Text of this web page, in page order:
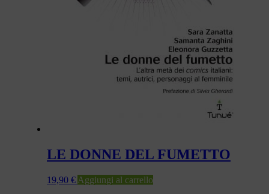
LE DONNE DEL FUMETTO
19,90 € Aggiungi al carrello